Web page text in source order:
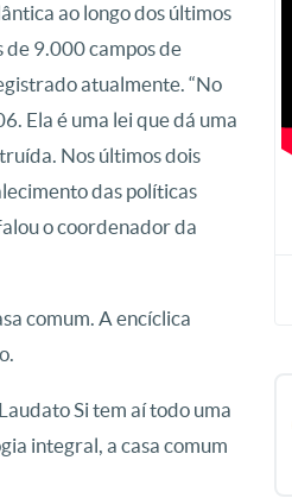
ao longo dos últimos
9.000 campos de
atualmente. “No
Ela é uma lei que dá uma
Nos últimos dois
das políticas
o coordenador da
comum. A encíclica
Si tem aí todo uma
integral, a casa comum